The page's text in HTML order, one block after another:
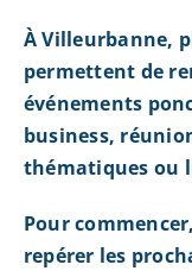
À Villeurbanne,
permettent de
événements
business,
thématiques ou
Pour
repérer les